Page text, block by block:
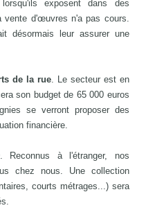
exposent dans des
vente d'œuvres n'a pas cours.
désormais leur assurer une
de la rue. Le secteur est en
son budget de 65 000 euros
se verront proposer des
financière.
. Reconnus à l'étranger, nos
chez nous. Une collection
courts métrages...) sera